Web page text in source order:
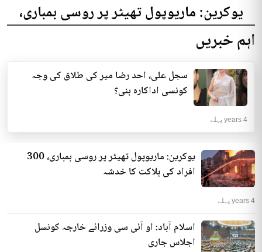
یوکرین: ماریوپول تھیٹر پر روسی بمباری،
300 افراد کی ہلاکت کا خدشہ
کا خدشہ ظاہر کیا اور کہا کہ کم...
انٹرنیشنل | 4 years پہلے
اہم خبریں
سجل علی، احد رضا میر کی طلاق کی وجہ
کونسی اداکارہ بنی؟
4 years پہلے
یوکرین: ماریوپول تھیٹر پر روسی بمباری، 300
افراد کی ہلاکت کا خدشہ
4 years پہلے
اسلام آباد: او آئی سی وزرائے خارجہ کونسل
اجلاس جاری